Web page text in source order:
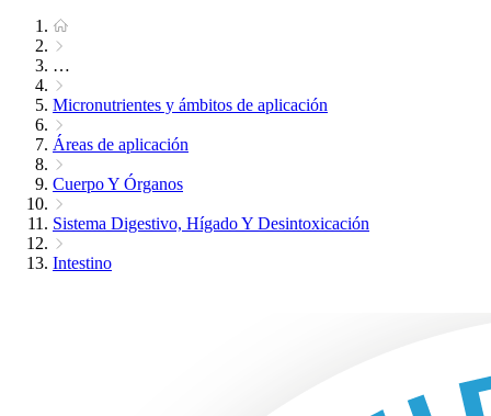
…
Micronutrientes y ámbitos de aplicación
Áreas de aplicación
Cuerpo Y Órganos
Sistema Digestivo, Hígado Y Desintoxicación
Intestino